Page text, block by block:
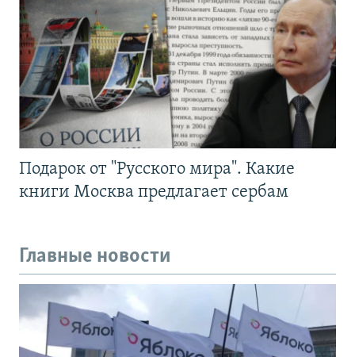
Подарок от "Русского мира". Какие
книги Москва предлагает сербам
Главные новости